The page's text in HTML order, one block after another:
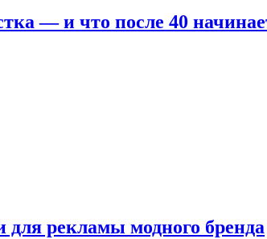
— и что после 40
рекламы модного бренда